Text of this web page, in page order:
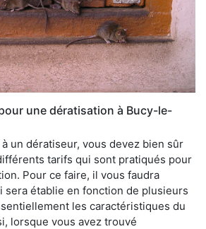
une dératisation à Bucy-le-
un dératiseur, vous devez bien sûr
tarifs qui sont pratiqués pour
Pour ce faire, il vous faudra
sera établie en fonction de plusieurs
les caractéristiques du
lorsque vous avez trouvé